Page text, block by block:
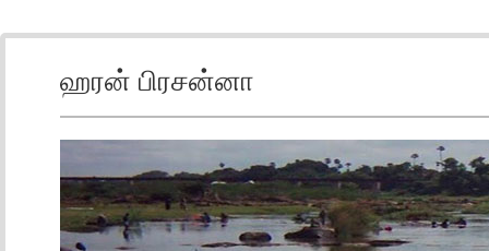
ஹரன் பிரசன்னா